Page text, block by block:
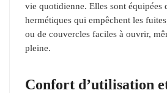
vie quotidienne. Elles sont équipées
hermétiques qui empêchent les
ou de couvercles faciles à ouvrir,
pleine.
Confort d’utilisation